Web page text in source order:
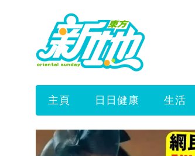
主頁 日日健康 生活